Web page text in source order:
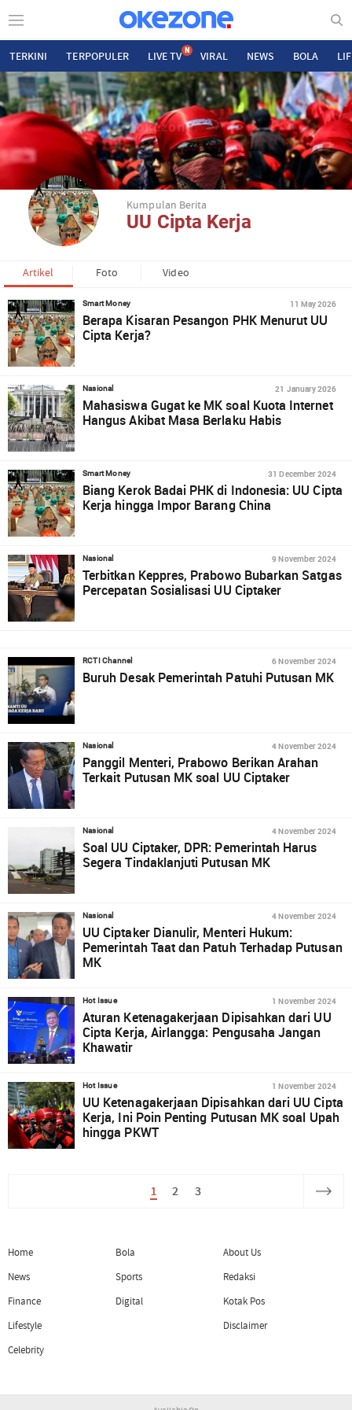
TERKINI TERPOPULER LIVE TV N VIRAL NEWS BOLA
Kumpulan Berita
UU Cipta Kerja
Artikel Foto Video
Smart Money 11 May 2026
Berapa Kisaran Pesangon PHK Menurut UU
Cipta Kerja?
Nasional 21 January 2026
Mahasiswa Gugat ke MK soal Kuota Internet
Hangus Akibat Masa Berlaku Habis
Smart Money 31 December 2024
Biang Kerok Badai PHK di Indonesia: UU Cipta
Kerja hingga Impor Barang China
Nasional 9 November 2024
Terbitkan Keppres, Prabowo Bubarkan Satgas
Percepatan Sosialisasi UU Ciptaker
RCTI Channel 6 November 2024
Buruh Desak Pemerintah Patuhi Putusan MK
Nasional 4 November 2024
Panggil Menteri, Prabowo Berikan Arahan
Terkait Putusan MK soal UU Ciptaker
Nasional 4 November 2024
Soal UU Ciptaker, DPR: Pemerintah Harus
Segera Tindaklanjuti Putusan MK
Nasional 4 November 2024
UU Ciptaker Dianulir, Menteri Hukum:
Pemerintah Taat dan Patuh Terhadap Putusan
MK
Hot Issue 1 November 2024
Aturan Ketenagakerjaan Dipisahkan dari UU
Cipta Kerja, Airlangga: Pengusaha Jangan
Khawatir
Hot Issue 1 November 2024
UU Ketenagakerjaan Dipisahkan dari UU Cipta
Kerja, Ini Poin Penting Putusan MK soal Upah
hingga PKWT
1 2 3
Home
News
Finance
Lifestyle
Celebrity
Bola
Sports
Digital
About Us
Redaksi
Kotak Pos
Disclaimer